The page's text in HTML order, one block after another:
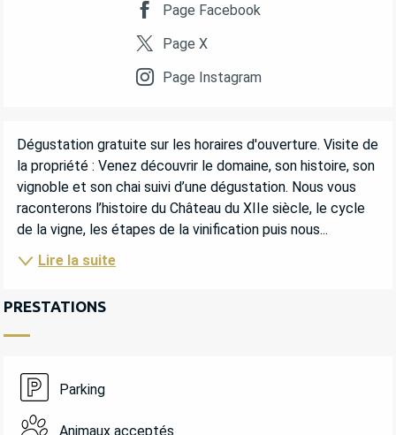
Page Facebook
Page X
Page Instagram
DESCRIPTION
Dégustation gratuite sur les horaires d'ouverture. Visite de
la propriété : Venez découvrir le domaine, son histoire, son
vignoble et son chai suivi d’une dégustation. Nous vous
raconterons l’histoire du Château du XIIe siècle, le cycle
de la vigne, les étapes de la vinification puis nous...
Lire la suite
PRESTATIONS
Parking
Animaux acceptés